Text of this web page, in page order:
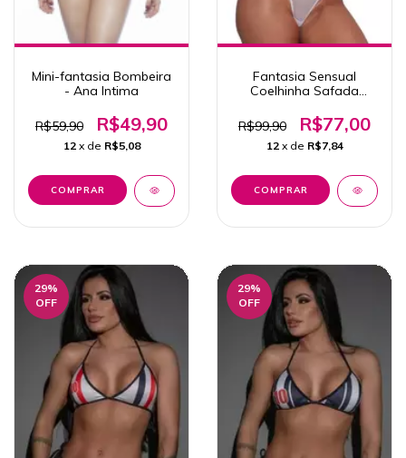
Mini-fantasia Bombeira
- Ana Intima
R$59,90 R$49,90
12 x de R$5,08
Fantasia Sensual
Coelhinha Safada
Apimentada
R$99,90 R$77,00
12 x de R$7,84
29%
OFF
29%
OFF